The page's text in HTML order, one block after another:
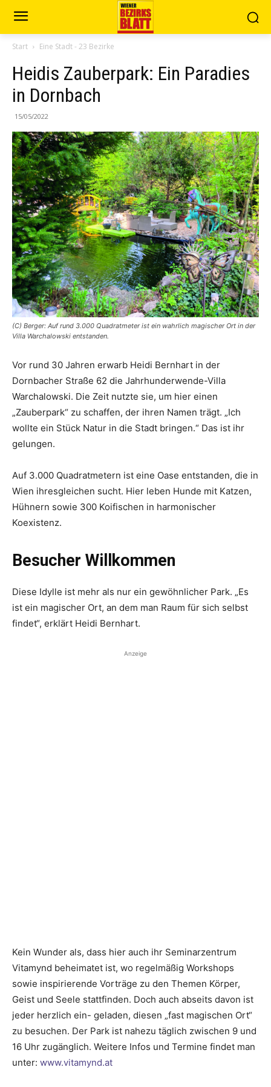
Start Eine Stadt - 23 Bezirke
Heidis Zauberpark: Ein Paradies
in Dornbach
15/05/2022
(C) Berger: Auf rund 3.000 Quadratmeter ist ein wahrlich magischer Ort in der
Villa Warchalowski entstanden.
Vor rund 30 Jahren erwarb Heidi Bernhart in der
Dornbacher Straße 62 die Jahrhunderwende-Villa
Warchalowski. Die Zeit nutzte sie, um hier einen
„Zauberpark“ zu schaffen, der ihren Namen trägt. „Ich
wollte ein Stück Natur in die Stadt bringen.“ Das ist ihr
gelungen.
Auf 3.000 Quadratmetern ist eine Oase entstanden, die in
Wien ihresgleichen sucht. Hier leben Hunde mit Katzen,
Hühnern sowie 300 Koifischen in harmonischer
Koexistenz.
Besucher Willkommen
Diese Idylle ist mehr als nur ein gewöhnlicher Park. „Es
ist ein magischer Ort, an dem man Raum für sich selbst
findet“, erklärt Heidi Bernhart.
Anzeige
Kein Wunder als, dass hier auch ihr Seminarzentrum
Vitamynd beheimatet ist, wo regelmäßig Workshops
sowie inspirierende Vorträge zu den Themen Körper,
Geist und Seele stattfinden. Doch auch abseits davon ist
jeder herzlich ein- geladen, diesen „fast magischen Ort“
zu besuchen. Der Park ist nahezu täglich zwischen 9 und
16 Uhr zugänglich. Weitere Infos und Termine findet man
unter: www.vitamynd.at